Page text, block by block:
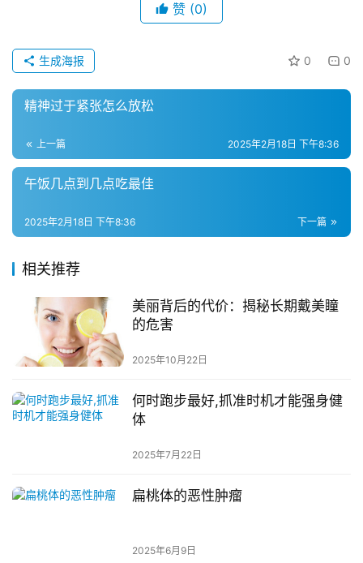
赞 (0)
0 0
生成海报
精神过于紧张怎么放松
上一篇 2025年2月18日 下午8:36
午饭几点到几点吃最佳
下一篇
2025年2月18日 下午8:36
相关推荐
美丽背后的代价：揭秘长期戴美瞳
的危害
2025年10月22日
何时跑步最好,抓准时机才能强身健
体
2025年7月22日
扁桃体的恶性肿瘤
2025年6月9日